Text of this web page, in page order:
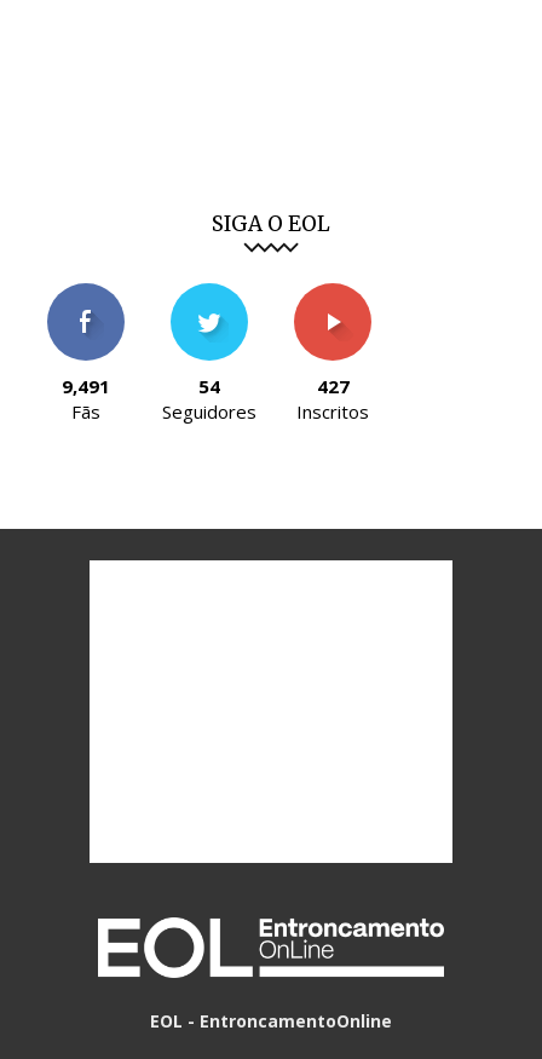
SIGA O EOL
9,491
Fãs
54
Seguidores
427
Inscritos
EOL - EntroncamentoOnline